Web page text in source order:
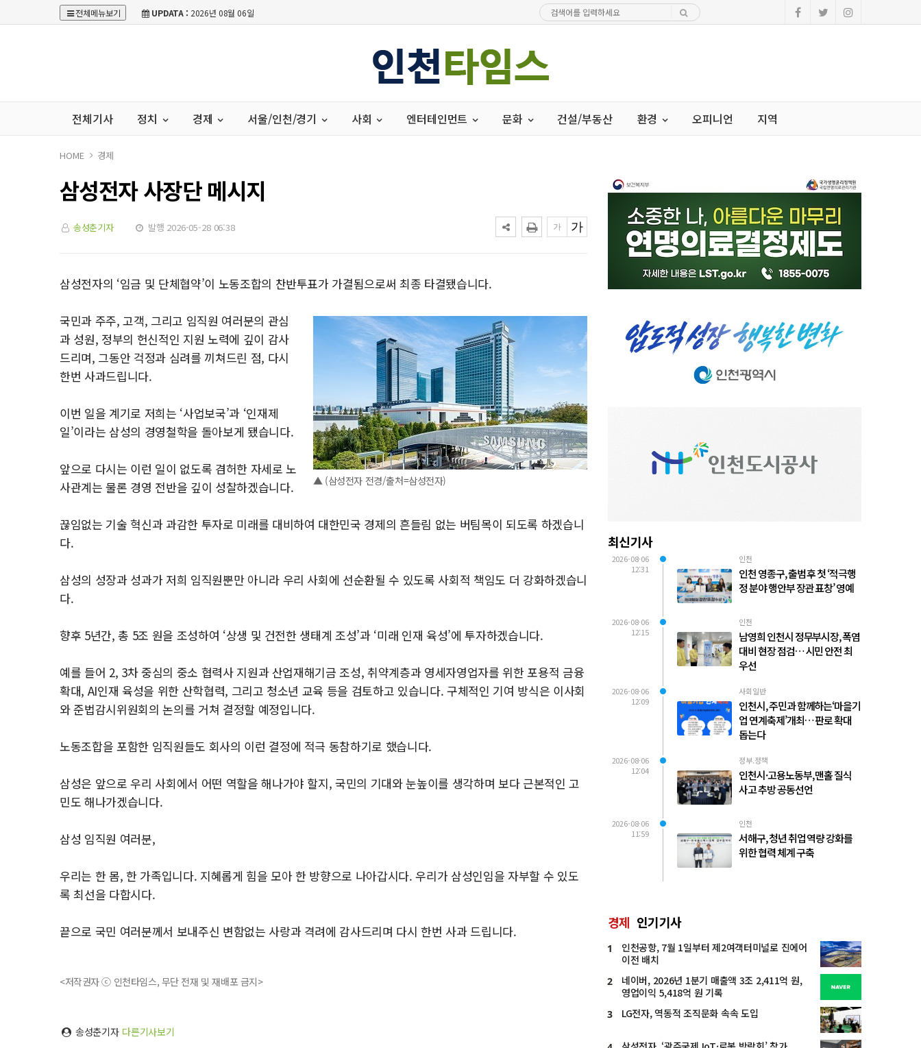
전체메뉴보기 UPDATA : 2026년 08월 06일
전체기사 정치 경제 서울/인천/경기 사회 엔터테인먼트 문화 건설/부동산 환경 오피니언 지역
HOME 경제
삼성전자 사장단 메시지
송성춘기자 발행 2026-05-28 06:38
삼성전자의 ‘임금 및 단체협약’이 노동조합의 찬반투표가 가결됨으로써 최종 타결됐습니다.
▲ (삼성전자 전경/출처=삼성전자)
국민과 주주, 고객, 그리고 임직원 여러분의 관심
과 성원, 정부의 헌신적인 지원 노력에 깊이 감사
드리며, 그동안 걱정과 심려를 끼쳐드린 점, 다시
한번 사과드립니다.
이번 일을 계기로 저희는 ‘사업보국’과 ‘인재제
일’이라는 삼성의 경영철학을 돌아보게 됐습니다.
앞으로 다시는 이런 일이 없도록 겸허한 자세로 노
사관계는 물론 경영 전반을 깊이 성찰하겠습니다.
끊임없는 기술 혁신과 과감한 투자로 미래를 대비하여 대한민국 경제의 흔들림 없는 버팀목이 되도록 하겠습니
다.
삼성의 성장과 성과가 저희 임직원뿐만 아니라 우리 사회에 선순환될 수 있도록 사회적 책임도 더 강화하겠습니
다.
향후 5년간, 총 5조 원을 조성하여 ‘상생 및 건전한 생태계 조성’과 ‘미래 인재 육성’에 투자하겠습니다.
예를 들어 2, 3차 중심의 중소 협력사 지원과 산업재해기금 조성, 취약계층과 영세자영업자를 위한 포용적 금융
확대, AI인재 육성을 위한 산학협력, 그리고 청소년 교육 등을 검토하고 있습니다. 구체적인 기여 방식은 이사회
와 준법감시위원회의 논의를 거쳐 결정할 예정입니다.
노동조합을 포함한 임직원들도 회사의 이런 결정에 적극 동참하기로 했습니다.
삼성은 앞으로 우리 사회에서 어떤 역할을 해나가야 할지, 국민의 기대와 눈높이를 생각하며 보다 근본적인 고
민도 해나가겠습니다.
삼성 임직원 여러분,
우리는 한 몸, 한 가족입니다. 지혜롭게 힘을 모아 한 방향으로 나아갑시다. 우리가 삼성인임을 자부할 수 있도
록 최선을 다합시다.
끝으로 국민 여러분께서 보내주신 변함없는 사랑과 격려에 감사드리며 다시 한번 사과 드립니다.
<저작권자 ⓒ 인천타임스, 무단 전재 및 재배포 금지>
송성춘기자 다른기사보기
최신기사
2026-08-06
12:31
인천
인천 영종구, 출범 후 첫 ‘적극행
정 분야 행안부 장관 표창’ 영예
2026-08-06
12:15
인천
남영희 인천시 정무부시장, 폭염
대비 현장 점검… 시민 안전 최
우선
2026-08-06
12:09
사회일반
인천시, 주민과 함께하는‘마을기
업 연계축제’개최… 판로 확대
돕는다
2026-08-06
12:04
정부.정책
인천시·고용노동부, 맨홀 질식
사고 추방 공동선언
2026-08-06
11:59
인천
서해구, 청년 취업 역량 강화를
위한 협력 체계 구축
경제 인기기사
1
인천공항, 7월 1일부터 제2여객터미널로 진에어
이전 배치
2
네이버, 2026년 1분기 매출액 3조 2,411억 원,
영업이익 5,418억 원 기록
3 LG전자, 역동적 조직문화 속속 도입